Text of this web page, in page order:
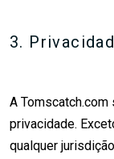
3.
A
privacidade.
qualquer